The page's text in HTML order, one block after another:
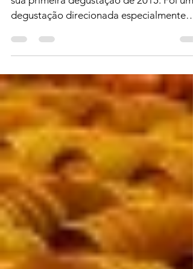
No último dia 21/01 a SBAV/SP realizou a
sua primeira degustação de 2015. Foi uma
degustação direcionada especialmente